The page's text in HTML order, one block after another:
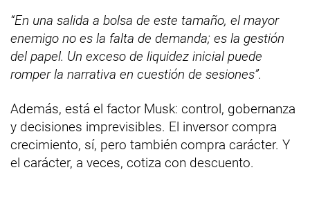
“En una salida a bolsa de este tamaño, el mayor
enemigo no es la falta de demanda; es la gestión
del papel. Un exceso de liquidez inicial puede
romper la narrativa en cuestión de sesiones”.
Además, está el factor Musk: control, gobernanza
y decisiones imprevisibles. El inversor compra
crecimiento, sí, pero también compra carácter. Y
el carácter, a veces, cotiza con descuento.